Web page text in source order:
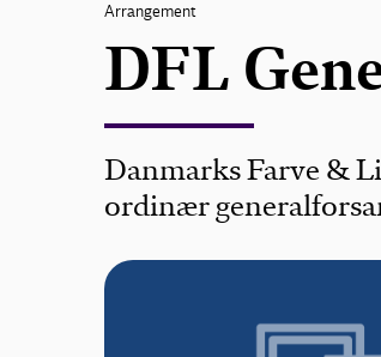
Arrangement
DFL
Danmarks Farve &
ordinær